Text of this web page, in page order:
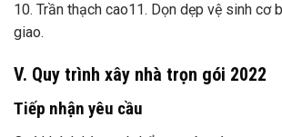
10. Trần thạch cao11. Dọn dẹp vệ sinh cơ
giao.
V. Quy trình xây nhà trọn gói 2022
Tiếp nhận yêu cầu